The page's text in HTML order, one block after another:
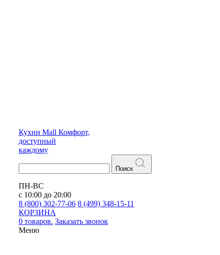
Кухни Mall Комфорт,
доступный
каждому
Поиск
ПН-ВС
с 10:00 до 20:00
8 (800) 302-77-06 8 (499) 348-15-11
КОРЗИНА
0 товаров. Заказать звонок
Меню